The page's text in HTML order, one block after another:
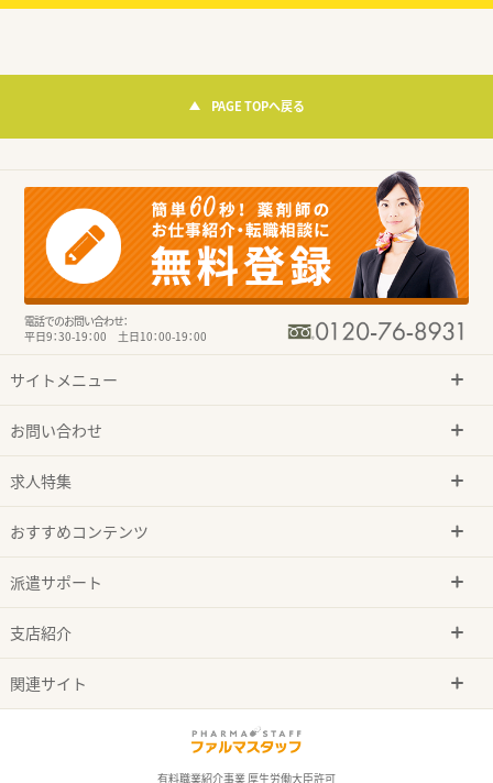
PAGE TOPへ戻る
電話でのお問い合わせ：
平日9：30-19：00 土日10：00-19：00
サイトメニュー
お問い合わせ
求人特集
おすすめコンテンツ
派遣サポート
支店紹介
関連サイト
有料職業紹介事業 厚生労働大臣許可